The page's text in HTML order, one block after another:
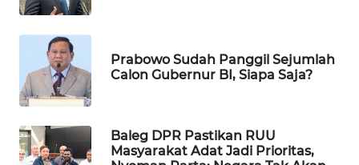
Prabowo Sudah Panggil Sejumlah
Calon Gubernur BI, Siapa Saja?
Baleg DPR Pastikan RUU
Masyarakat Adat Jadi Prioritas,
WAHANANEWS
WAHANA
SPORT
WAHANA
UMKM